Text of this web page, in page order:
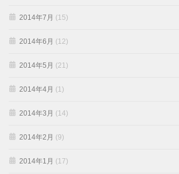
2014年7月 (15)
2014年6月 (12)
2014年5月 (21)
2014年4月 (1)
2014年3月 (14)
2014年2月 (9)
2014年1月 (17)